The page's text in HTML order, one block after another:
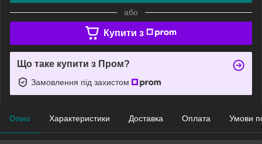
або
Купити з
Що таке купити з Пром?
Замовлення під захистом
Опис Характеристики Доставка Оплата Умови